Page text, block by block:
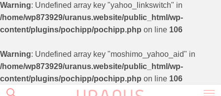
Warning: Undefined array key "yahoo_linkswitch" in
/home/wp873929/uranus.website/public_html/wp-
content/plugins/pochipp/pochipp.php on line 106
Warning: Undefined array key "moshimo_yahoo_aid" in
/home/wp873929/uranus.website/public_html/wp-
content/plugins/pochipp/pochipp.php on line 106